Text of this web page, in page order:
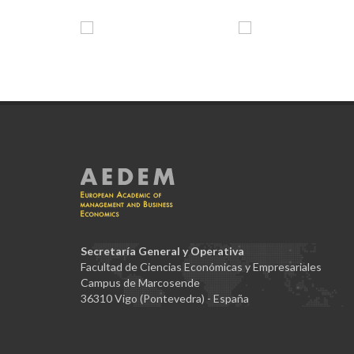
Secretaría General y Operativa
Facultad de Ciencias Económicas y Empresariales
Campus de Marcosende
36310 Vigo (Pontevedra) - España